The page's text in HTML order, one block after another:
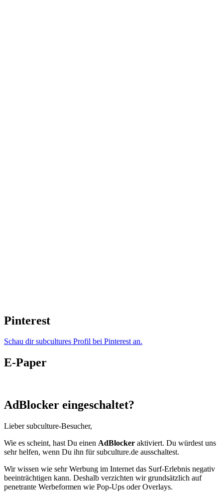
Pinterest
Schau dir subcultures Profil bei Pinterest an.
E-Paper
AdBlocker eingeschaltet?
Lieber subculture-Besucher,
Wie es scheint, hast Du einen AdBlocker aktiviert. Du würdest uns
sehr helfen, wenn Du ihn für subculture.de ausschaltest.
Wir wissen wie sehr Werbung im Internet das Surf-Erlebnis negativ
beeinträchtigen kann. Deshalb verzichten wir grundsätzlich auf
penetrante Werbeformen wie Pop-Ups oder Overlays.